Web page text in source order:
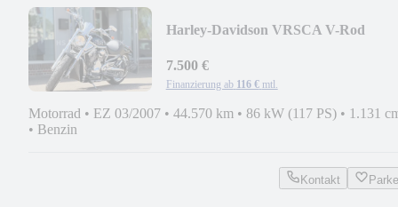
Harley-Davidson VRSCA V-Rod
7.500 €
Finanzierung ab 116 € mtl.
Motorrad • EZ 03/2007 • 44.570 km • 86 kW (117 PS) • 1.131
• Benzin
Kontakt